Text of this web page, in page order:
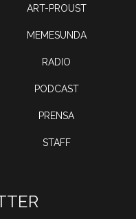
ART-PROUST
MEMESUNDA
RADIO
PODCAST
PRENSA
STAFF